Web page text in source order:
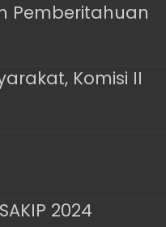
Pemberitahuan
Komisi II
2024